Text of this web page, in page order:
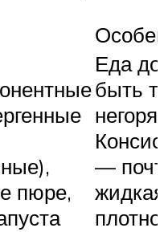
пюре,
Еда
быть
—